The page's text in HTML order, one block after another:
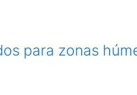
para zonas